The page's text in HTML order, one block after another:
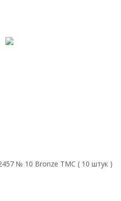
№ 10 Bronze TMC ( 10 штук )